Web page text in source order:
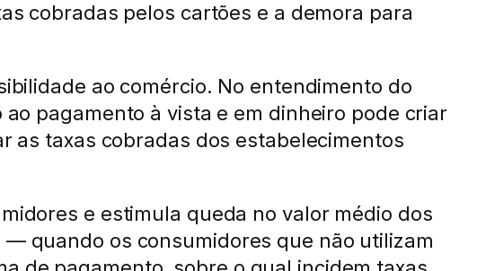
cobradas pelos cartões e a demora para
ao comércio. No entendimento do
pagamento à vista e em dinheiro pode criar
as taxas cobradas dos estabelecimentos
e estimula queda no valor médio dos
quando os consumidores que não utilizam